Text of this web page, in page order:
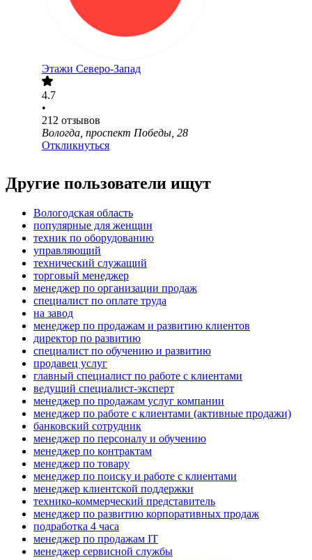
Этажи Северо-Запад
4.7
•
212 отзывов
Вологда, проспект Победы, 28
Откликнуться
Другие пользователи ищут
Вологодская область
популярные для женщин
техник по оборудованию
управляющий
технический служащий
торговый менеджер
менеджер по организации продаж
специалист по оплате труда
на завод
менеджер по продажам и развитию клиентов
директор по развитию
специалист по обучению и развитию
продавец услуг
главный специалист по работе с клиентами
ведущий специалист-эксперт
менеджер по продажам услуг компании
менеджер по работе с клиентами (активные продажи)
банковский сотрудник
менеджер по персоналу и обучению
менеджер по контрактам
менеджер по товару
менеджер по поиску и работе с клиентами
менеджер клиентской поддержки
технико-коммерческий представитель
менеджер по развитию корпоративных продаж
подработка 4 часа
менеджер по продажам IT
менеджер сервисной службы